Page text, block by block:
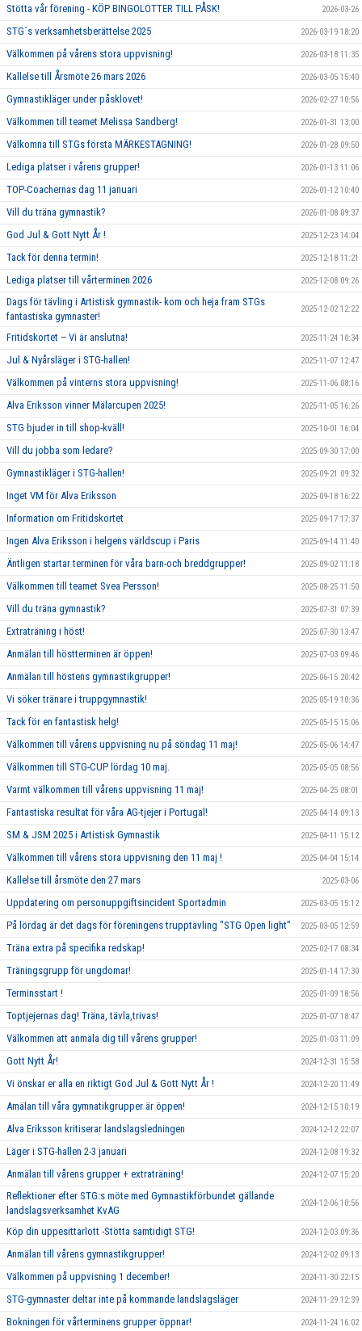
Stötta vår förening - KÖP BINGOLOTTER TILL PÅSK! 2026-03-26
STG´s verksamhetsberättelse 2025 2026-03-19 18:20
Välkommen på vårens stora uppvisning! 2026-03-18 11:35
Kallelse till Årsmöte 26 mars 2026 2026-03-05 15:40
Gymnastikläger under påsklovet! 2026-02-27 10:56
Välkommen till teamet Melissa Sandberg! 2026-01-31 13:00
Välkomna till STGs första MÄRKESTAGNING! 2026-01-28 09:50
Lediga platser i vårens grupper! 2026-01-13 11:06
TOP-Coachernas dag 11 januari 2026-01-12 10:40
Vill du träna gymnastik? 2026-01-08 09:37
God Jul & Gott Nytt År ! 2025-12-23 14:04
Tack för denna termin! 2025-12-18 11:21
Lediga platser till vårterminen 2026 2025-12-08 09:26
Dags för tävling i Artistisk gymnastik- kom och heja fram STGs
fantastiska gymnaster!
2025-12-02 12:22
Fritidskortet – Vi är anslutna! 2025-11-24 10:34
Jul & Nyårsläger i STG-hallen! 2025-11-07 12:47
Välkommen på vinterns stora uppvisning! 2025-11-06 08:16
Alva Eriksson vinner Mälarcupen 2025! 2025-11-05 16:26
STG bjuder in till shop-kväll! 2025-10-01 16:04
Vill du jobba som ledare? 2025-09-30 17:00
Gymnastikläger i STG-hallen! 2025-09-21 09:32
Inget VM för Alva Eriksson 2025-09-18 16:22
Information om Fritidskortet 2025-09-17 17:37
Ingen Alva Eriksson i helgens världscup i Paris 2025-09-14 11:40
Äntligen startar terminen för våra barn-och breddgrupper! 2025-09-02 11:18
Välkommen till teamet Svea Persson! 2025-08-25 11:50
Vill du träna gymnastik? 2025-07-31 07:39
Extraträning i höst! 2025-07-30 13:47
Anmälan till höstterminen är öppen! 2025-07-03 09:46
Anmälan till höstens gymnastikgrupper! 2025-06-15 20:42
Vi söker tränare i truppgymnastik! 2025-05-19 10:36
Tack för en fantastisk helg! 2025-05-15 15:06
Välkommen till vårens uppvisning nu på söndag 11 maj! 2025-05-06 14:47
Välkommen till STG-CUP lördag 10 maj. 2025-05-05 08:56
Varmt välkommen till vårens uppvisning 11 maj! 2025-04-25 08:01
Fantastiska resultat för våra AG-tjejer i Portugal! 2025-04-14 09:13
SM & JSM 2025 i Artistisk Gymnastik 2025-04-11 15:12
Välkommen till vårens stora uppvisning den 11 maj ! 2025-04-04 15:14
Kallelse till årsmöte den 27 mars 2025-03-06
Uppdatering om personuppgiftsincident Sportadmin 2025-03-05 15:12
På lördag är det dags för föreningens trupptävling "STG Open light" 2025-03-05 12:59
Träna extra på specifika redskap! 2025-02-17 08:34
Träningsgrupp för ungdomar! 2025-01-14 17:30
Terminsstart ! 2025-01-09 18:56
Toptjejernas dag! Träna, tävla,trivas! 2025-01-07 18:47
Välkommen att anmäla dig till vårens grupper! 2025-01-03 11:09
Gott Nytt År! 2024-12-31 15:58
Vi önskar er alla en riktigt God Jul & Gott Nytt År ! 2024-12-20 11:49
Amälan till våra gymnatikgrupper är öppen! 2024-12-15 10:19
Alva Eriksson kritiserar landslagsledningen 2024-12-12 22:07
Läger i STG-hallen 2-3 januari 2024-12-08 19:32
Anmälan till vårens grupper + extraträning! 2024-12-07 15:20
Reflektioner efter STG:s möte med Gymnastikförbundet gällande
landslagsverksamhet KvAG
2024-12-06 10:56
Köp din uppesittarlott -Stötta samtidigt STG! 2024-12-03 09:36
Anmälan till vårens gymnastikgrupper! 2024-12-02 09:13
Välkommen på uppvisning 1 december! 2024-11-30 22:15
STG-gymnaster deltar inte på kommande landslagsläger 2024-11-29 12:39
Bokningen för vårterminens grupper öppnar! 2024-11-24 16:02